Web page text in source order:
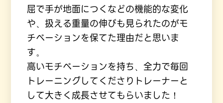
屈で手が地面につくなどの機能的な変化
や、扱える重量の伸びも見られたのがモ
チベーションを保てた理由だと思いま
す。
高いモチベーションを持ち、全力で毎回
トレーニングしてくださりトレーナーと
して大きく成長させてもらいました！